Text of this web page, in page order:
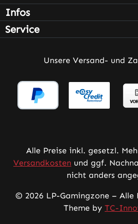
Infos
Service
Unsere Versand- und
Alle Preise inkl. gesetzl.
Versandkosten und ggf.
nicht anders
© 2026 LP-Gamingzone – Alle
Theme by TC-